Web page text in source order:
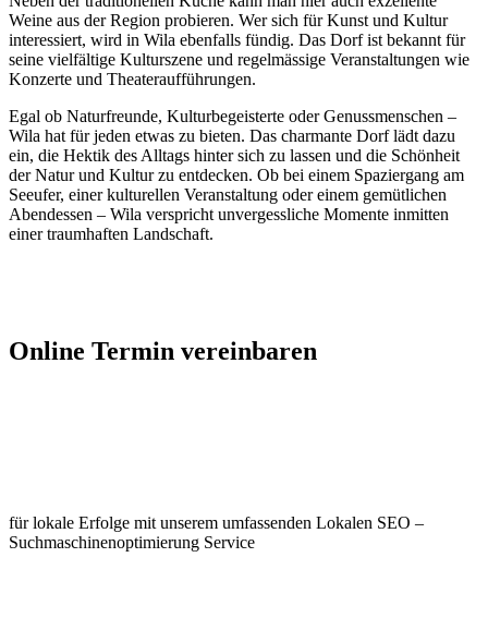
Weine aus der Region probieren. Wer sich für Kunst und Kultur
interessiert, wird in Wila ebenfalls fündig. Das Dorf ist bekannt für
seine vielfältige Kulturszene und regelmässige Veranstaltungen wie
Konzerte und Theateraufführungen.
Egal ob Naturfreunde, Kulturbegeisterte oder Genussmenschen –
Wila hat für jeden etwas zu bieten. Das charmante Dorf lädt dazu
ein, die Hektik des Alltags hinter sich zu lassen und die Schönheit
der Natur und Kultur zu entdecken. Ob bei einem Spaziergang am
Seeufer, einer kulturellen Veranstaltung oder einem gemütlichen
Abendessen – Wila verspricht unvergessliche Momente inmitten
einer traumhaften Landschaft.
Online Termin vereinbaren
für lokale Erfolge mit unserem umfassenden Lokalen SEO –
Suchmaschinenoptimierung Service